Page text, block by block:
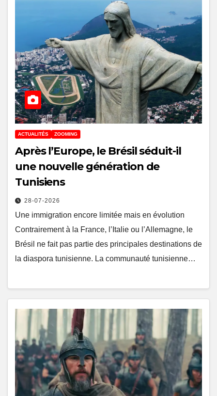
ACTUALITÉS ZOOMING
Après l’Europe, le Brésil séduit-il
une nouvelle génération de
Tunisiens
28-07-2026
Une immigration encore limitée mais en évolution
Contrairement à la France, l’Italie ou l’Allemagne, le
Brésil ne fait pas partie des principales destinations de
la diaspora tunisienne. La communauté tunisienne…